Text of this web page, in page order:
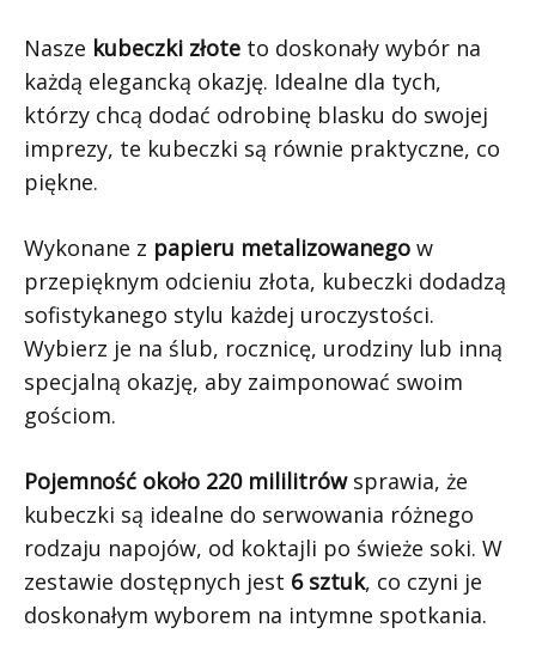
Nasze kubeczki złote to doskonały wybór na
każdą elegancką okazję. Idealne dla tych,
którzy chcą dodać odrobinę blasku do swojej
imprezy, te kubeczki są równie praktyczne, co
piękne.
Wykonane z papieru metalizowanego w
przepięknym odcieniu złota, kubeczki dodadzą
sofistykanego stylu każdej uroczystości.
Wybierz je na ślub, rocznicę, urodziny lub inną
specjalną okazję, aby zaimponować swoim
gościom.
Pojemność około 220 mililitrówsprawia, że
kubeczki są idealne do serwowania różnego
rodzaju napojów, od koktajli po świeże soki. W
zestawie dostępnych jest 6 sztuk, co czyni je
doskonałym wyborem na intymne spotkania.